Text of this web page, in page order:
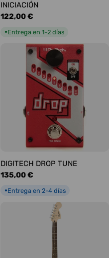
INICIACIÓN
Precio
122,00 €
●Entrega en 1-2 días
DIGITECH DROP TUNE
Precio
135,00 €
●Entrega en 2-4 días